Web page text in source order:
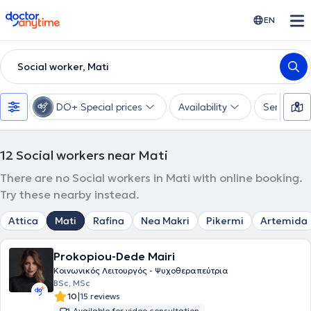
doctoranytime EN
Social worker, Mati
DO+ Special prices Availability Services
12 Social workers near Mati
There are no Social workers in Mati with online booking.
Try these nearby instead.
Attica Mati Rafina Nea Makri Pikermi Artemida
Prokopiou-Dede Mairi
Κοινωνικός Λειτουργός - Ψυχοθεραπεύτρια
BSc, MSc
10|15 reviews